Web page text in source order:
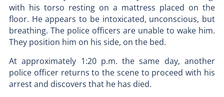
with his torso resting on a mattress placed on the
floor. He appears to be intoxicated, unconscious, but
breathing. The police officers are unable to wake him.
They position him on his side, on the bed.
At approximately 1:20 p.m. the same day, another
police officer returns to the scene to proceed with his
arrest and discovers that he has died.